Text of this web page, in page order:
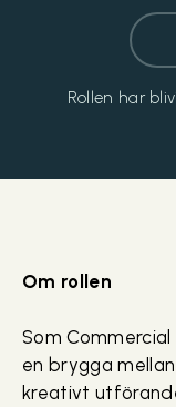
Rollen har
Om rollen
Som
en brygga
kreativt